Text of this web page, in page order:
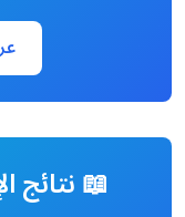
📖 نتائج